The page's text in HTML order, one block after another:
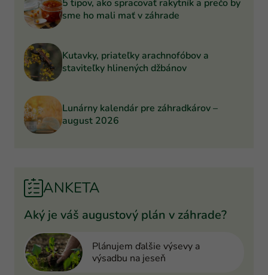
5 tipov, ako spracovať rakytník a prečo by
sme ho mali mať v záhrade
Kutavky, priateľky arachnofóbov a
staviteľky hlinených džbánov
Lunárny kalendár pre záhradkárov –
august 2026
ANKETA
Aký je váš augustový plán v záhrade?
Plánujem ďalšie výsevy a
výsadbu na jeseň